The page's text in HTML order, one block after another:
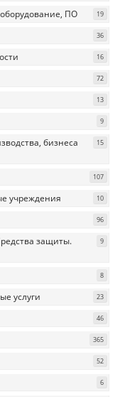
ПО 19
36
16
72
13
9
бизнеса
15
107
учреждения 10
96
защиты.
9
8
услуги 23
46
365
52
6